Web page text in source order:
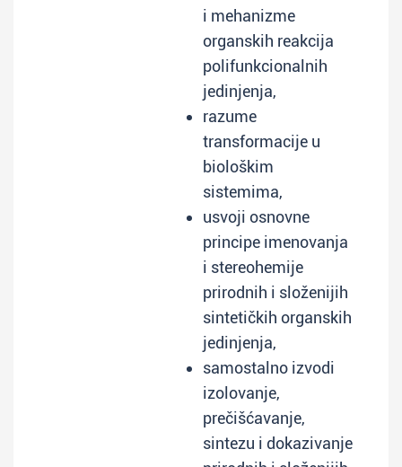
i mehanizme
organskih reakcija
polifunkcionalnih
jedinjenja,
razume
transformacije u
biološkim
sistemima,
usvoji osnovne
principe imenovanja
i stereohemije
prirodnih i složenijih
sintetičkih organskih
jedinjenja,
samostalno izvodi
izolovanje,
prečišćavanje,
sintezu i dokazivanje